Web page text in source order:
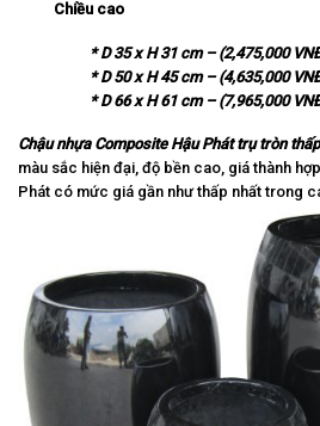
Chiều cao
* D 35 x H 31 cm – (2,475,000
* D 50 x H 45 cm – (4,635,000
* D 66 x H 61 cm – (7,965,000
Chậu nhựa Composite Hậu Phát trụ tròn
màu sắc hiện đại, độ bền cao, giá thành
Phát có mức giá gần như thấp nhất trong